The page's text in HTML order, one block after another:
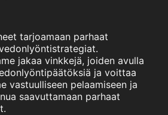
tarjoamaan parhaat
jakaa vinkkejä, joiden avulla
ja voittaa
vastuulliseen pelaamiseen ja
saavuttamaan parhaat